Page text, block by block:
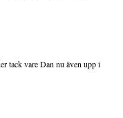
tack vare Dan nu även upp i